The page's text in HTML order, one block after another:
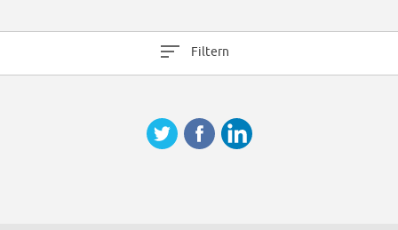
and was incorporated on March 1, 1995. On July 16, 2012, former Google
Today, Yahoo! Inc. is the Internet's leading global consumer and business
services company, offering a comprehensive network of essential
Filtern